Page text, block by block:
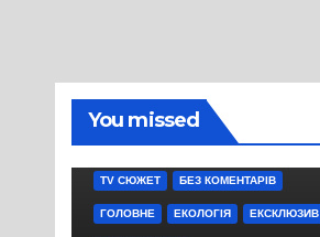
You missed
TV СЮЖЕТ БЕЗ КОМЕНТАРІВ
ГОЛОВНЕ ЕКОЛОГІЯ ЕКСКЛЮЗИВ